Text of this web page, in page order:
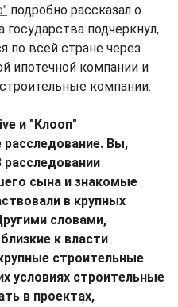
подробно рассказал о
государства подчеркнул,
по всей стране через
ипотечной компании и
компании.
и "Клооп"
расследование. Вы,
расследовании
сына и знакомые
в крупных
словами,
к власти
строительные
условиях строительные
в проектах,